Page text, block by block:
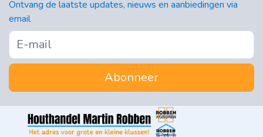
Ontvang de laatste updates, nieuws en aanbiedingen via
email
Abonneer